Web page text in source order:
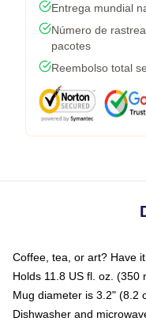
Entrega mundial
Número de
pacotes
Reembolso total
Coffee, tea, or art? Have
Holds 11.8 US fl. oz. (350
Mug diameter is 3.2" (8.2
Dishwasher and